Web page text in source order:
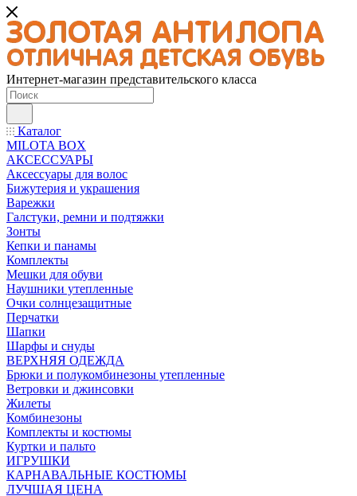
Интернет-магазин представительского класса
Каталог
MILOTA BOX
АКСЕССУАРЫ
Аксессуары для волос
Бижутерия и украшения
Варежки
Галстуки, ремни и подтяжки
Зонты
Кепки и панамы
Комплекты
Мешки для обуви
Наушники утепленные
Очки солнцезащитные
Перчатки
Шапки
Шарфы и снуды
ВЕРХНЯЯ ОДЕЖДА
Брюки и полукомбинезоны утепленные
Ветровки и джинсовки
Жилеты
Комбинезоны
Комплекты и костюмы
Куртки и пальто
ИГРУШКИ
КАРНАВАЛЬНЫЕ КОСТЮМЫ
ЛУЧШАЯ ЦЕНА